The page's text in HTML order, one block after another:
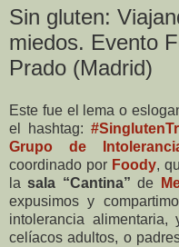
Sin gluten:
miedos. Evento
Prado (Madrid)
Este fue el lema o
el hashtag:
Grupo de
coordinado por Foody,
lasala “Cantina” de
expusimos y
intolerancia
celíacos adultos, o